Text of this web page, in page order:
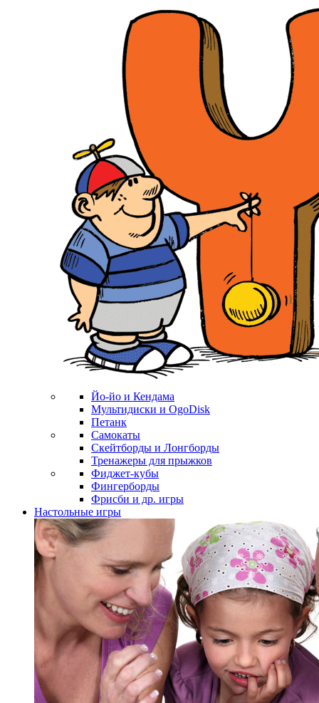
Йо-йо и Кендама
Мультидиски и OgoDisk
Петанк
Самокаты
Скейтборды и Лонгборды
Тренажеры для прыжков
Фиджет-кубы
Фингерборды
Фрисби и др. игры
Настольные игры